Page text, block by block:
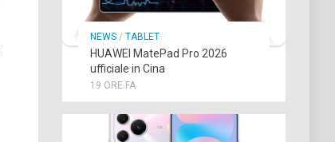
NEWS / TABLET
HUAWEI MatePad Pro 2026
ufficiale in Cina
19 ORE FA